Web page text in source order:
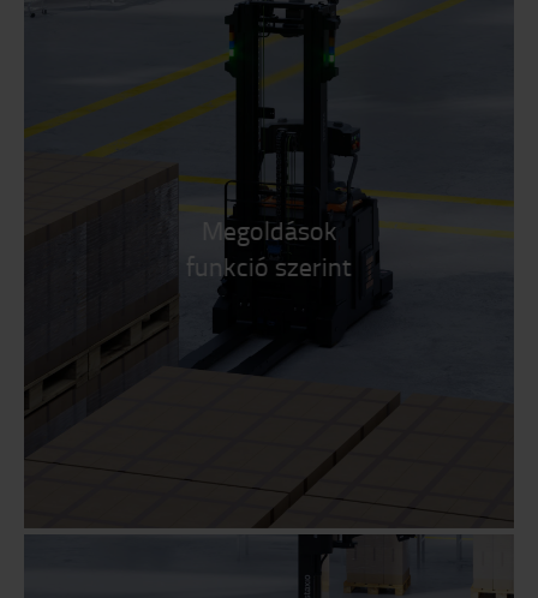
Megoldások
funkció szerint